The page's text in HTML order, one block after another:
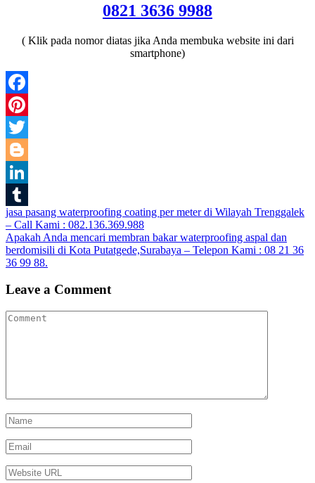
0821 3636 9988
( Klik pada nomor diatas jika Anda membuka website ini dari
smartphone)
Facebook
Pinterest
Twitter
Blogger
LinkedIn
Tumblr
Post
navigation
jasa pasang waterproofing coating per meter di Wilayah Trenggalek
– Call Kami : 082.136.369.988
Apakah Anda mencari membran bakar waterproofing aspal dan
berdomisili di Kota Putatgede,Surabaya – Telepon Kami : 08 21 36
36 99 88.
Leave a Comment